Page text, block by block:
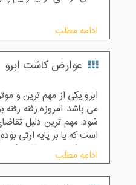
ادامه مطلب
عوارض کاشت ابرو
ابرو یکی از مهم ‌ترین و
می‌ باشد. امروزه رفته
شود. مهم ترین دلیل
است که یا بر پایه ارثی
بیش از حد می ‌باشد. فردی
ابتدا سعی بر آن دارد که
سیر به ابروها و ... از
ادامه مطلب